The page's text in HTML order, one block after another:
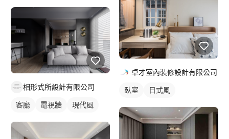
相形式所設計有限公司
客廳 電視牆 現代風
卓才室內裝修設計有限公司
臥室 日式風